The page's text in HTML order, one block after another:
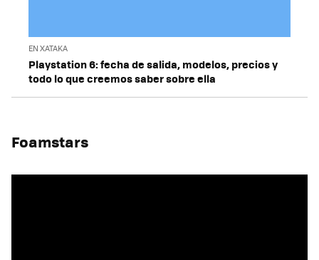
EN XATAKA
Playstation 6: fecha de salida, modelos, precios y
todo lo que creemos saber sobre ella
Foamstars